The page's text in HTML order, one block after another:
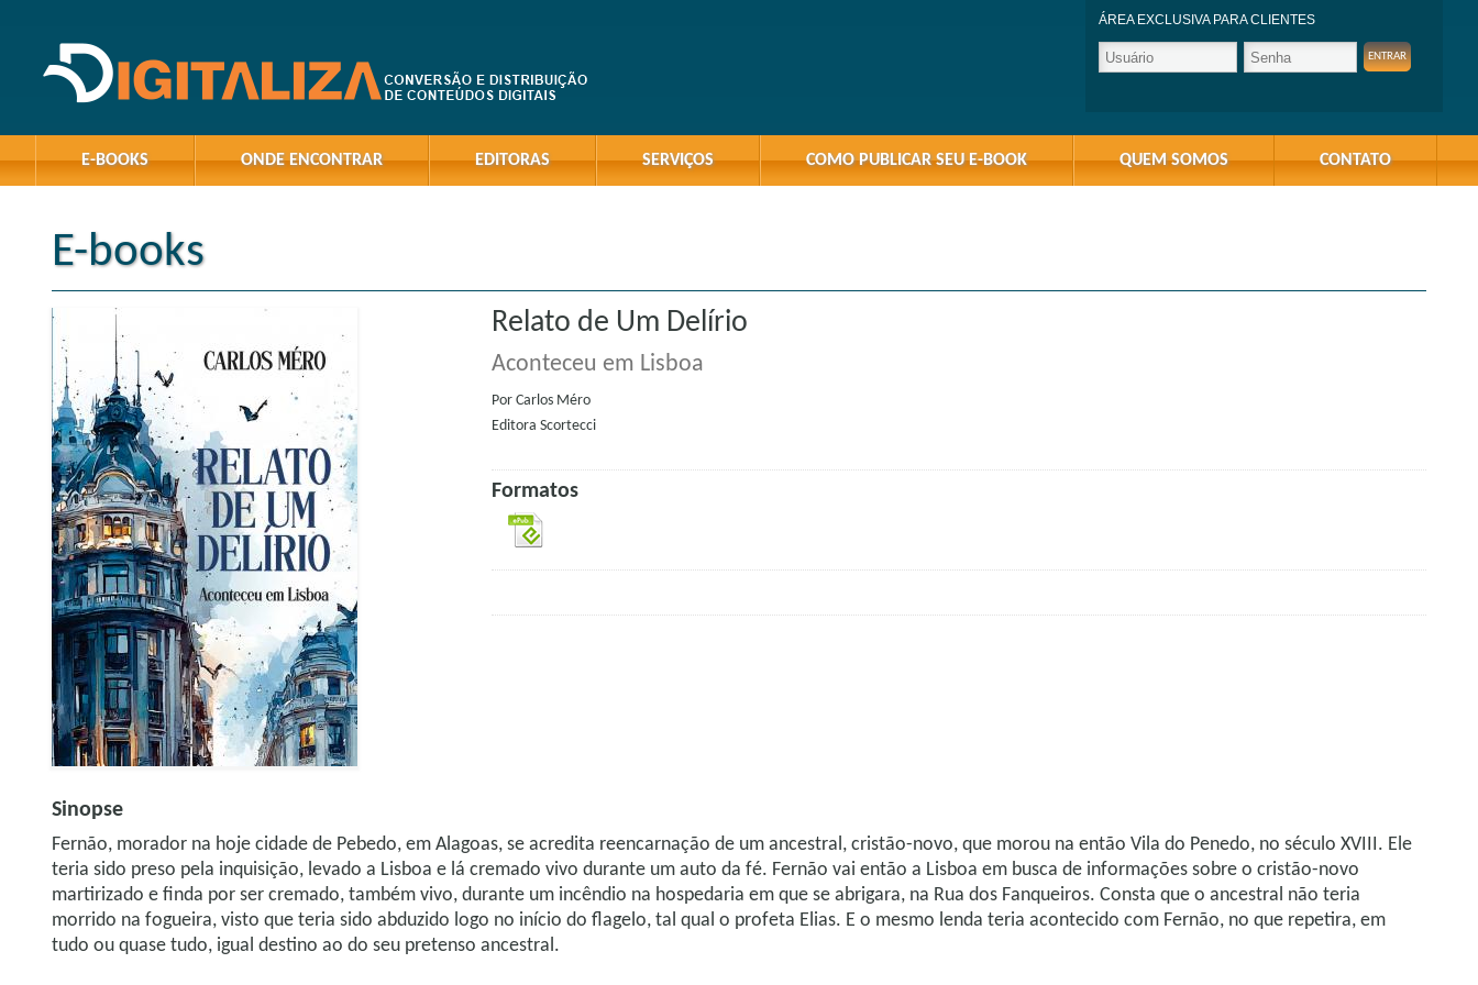
ÁREA EXCLUSIVA PARA CLIENTES
E-BOOKS ONDE ENCONTRAR EDITORAS SERVIÇOS COMO PUBLICAR SEU E-BOOK QUEM SOMOS CONTATO
E-books
Relato de Um Delírio
Aconteceu em Lisboa
Por Carlos Méro
Editora Scortecci
Formatos
Sinopse
Fernão, morador na hoje cidade de Pebedo, em Alagoas, se acredita reencarnação de um ancestral, cristão-novo, que morou na então Vila do Penedo, no século XVIII. Ele
teria sido preso pela inquisição, levado a Lisboa e lá cremado vivo durante um auto da fé. Fernão vai então a Lisboa em busca de informações sobre o cristão-novo
martirizado e finda por ser cremado, também vivo, durante um incêndio na hospedaria em que se abrigara, na Rua dos Fanqueiros. Consta que o ancestral não teria
morrido na fogueira, visto que teria sido abduzido logo no início do flagelo, tal qual o profeta Elias. E o mesmo lenda teria acontecido com Fernão, no que repetira, em
tudo ou quase tudo, igual destino ao do seu pretenso ancestral.